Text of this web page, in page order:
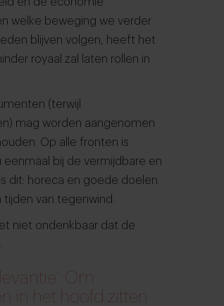
welke beweging we verder
blijven volgen, heeft het
royaal zal laten rollen in
(terwijl
mag worden aangenomen
Op alle fronten is
bij de vermijdbare en
dit: horeca en goede doelen
van tegenwind.
niet ondenkbaar dat de
Om
in het hoofd zitten